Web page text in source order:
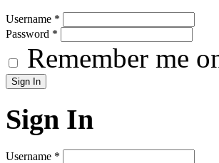
Username *
Password *
Remember me
Sign In
Username *